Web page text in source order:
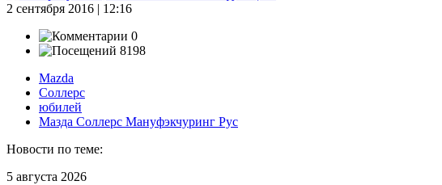
2 сентября 2016 | 12:16
0
8198
Mazda
Соллерс
юбилей
Мазда Соллерс Мануфэкчуринг Рус
Новости по теме:
5 августа 2026